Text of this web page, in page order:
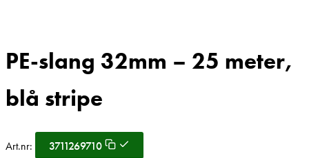
PE-slang 32mm – 25 meter,
blå stripe
Art.nr: 3711269710